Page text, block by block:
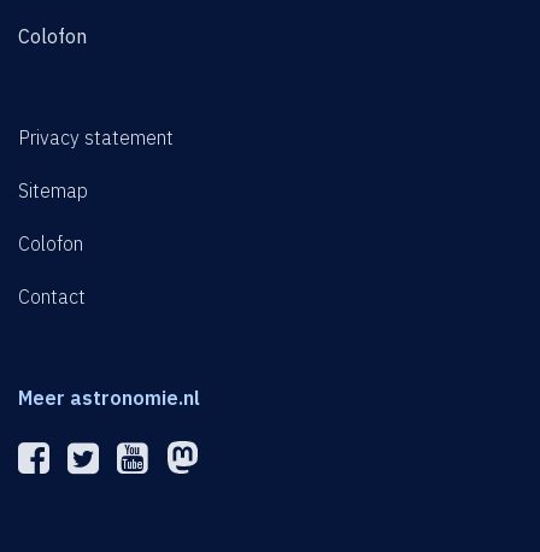
Colofon
Privacy statement
Sitemap
Colofon
Contact
Meer astronomie.nl